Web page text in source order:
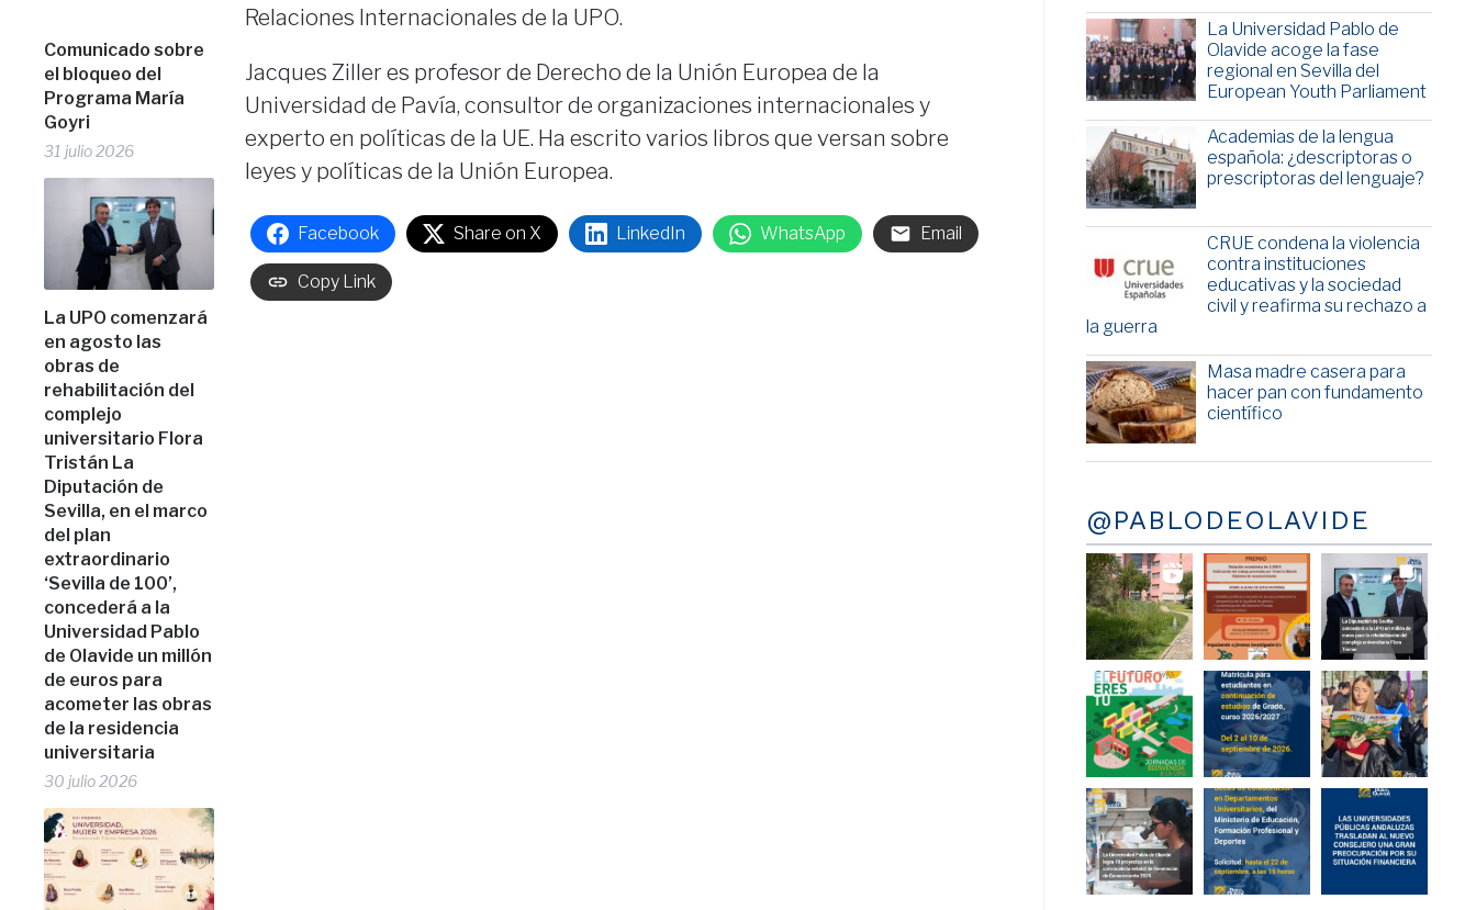
Comunicado sobre
el bloqueo del
Programa María
Goyri
31 julio 2026
La UPO comenzará
en agosto las
obras de
rehabilitación del
complejo
universitario Flora
Tristán La
Diputación de
Sevilla, en el marco
del plan
extraordinario
‘Sevilla de 100’,
concederá a la
Universidad Pablo
de Olavide un millón
de euros para
acometer las obras
de la residencia
universitaria
30 julio 2026
Relaciones Internacionales de la UPO.
Jacques Ziller es profesor de Derecho de la Unión Europea de la
Universidad de Pavía, consultor de organizaciones internacionales y
experto en políticas de la UE. Ha escrito varios libros que versan sobre
leyes y políticas de la Unión Europea.
Facebook Share on X LinkedIn WhatsApp Email
Copy Link
La Universidad Pablo de
Olavide acoge la fase
regional en Sevilla del
European Youth Parliament
Academias de la lengua
española: ¿descriptoras o
prescriptoras del lenguaje?
CRUE condena la violencia
contra instituciones
educativas y la sociedad
civil y reafirma su rechazo a
la guerra
Masa madre casera para
hacer pan con fundamento
científico
@PABLODEOLAVIDE